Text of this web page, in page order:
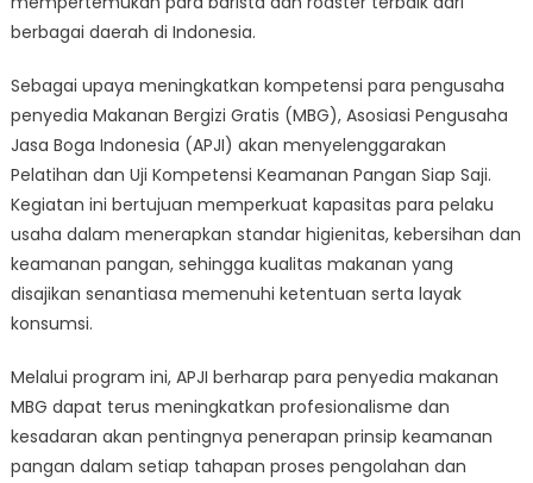
berbagai daerah di Indonesia.
Sebagai upaya meningkatkan kompetensi para pengusaha
penyedia Makanan Bergizi Gratis (MBG), Asosiasi Pengusaha
Jasa Boga Indonesia (APJI) akan menyelenggarakan
Pelatihan dan Uji Kompetensi Keamanan Pangan Siap Saji.
Kegiatan ini bertujuan memperkuat kapasitas para pelaku
usaha dalam menerapkan standar higienitas, kebersihan dan
keamanan pangan, sehingga kualitas makanan yang
disajikan senantiasa memenuhi ketentuan serta layak
konsumsi.
Melalui program ini, APJI berharap para penyedia makanan
MBG dapat terus meningkatkan profesionalisme dan
kesadaran akan pentingnya penerapan prinsip keamanan
pangan dalam setiap tahapan proses pengolahan dan